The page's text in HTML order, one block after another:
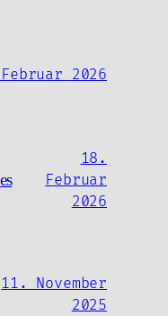
2026
18.
Februar
2026
11. November
2025